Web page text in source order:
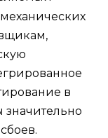
в
значительно